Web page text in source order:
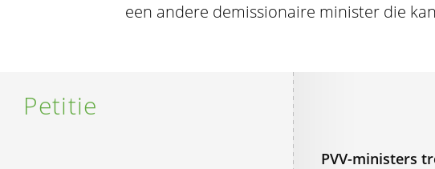
een andere demissionaire minister die
Petitie
PVV-ministers